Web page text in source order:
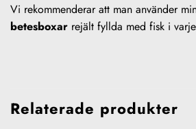
Vi rekommenderar att man använder
betesboxar rejält fyllda med fisk i
Relaterade produkter